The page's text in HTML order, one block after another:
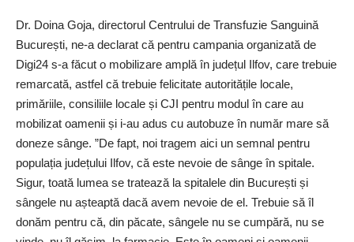
Dr. Doina Goja, directorul Centrului de Transfuzie Sanguină
București, ne-a declarat că pentru campania organizată de
Digi24 s-a făcut o mobilizare amplă în județul Ilfov, care trebuie
remarcată, astfel că trebuie felicitate autoritățile locale,
primăriile, consiliile locale și CJI pentru modul în care au
mobilizat oamenii și i-au adus cu autobuze în număr mare să
doneze sânge. ”De fapt, noi tragem aici un semnal pentru
populația județului Ilfov, că este nevoie de sânge în spitale.
Sigur, toată lumea se tratează la spitalele din București și
sângele nu așteaptă dacă avem nevoie de el. Trebuie să îl
donăm pentru că, din păcate, sângele nu se cumpără, nu se